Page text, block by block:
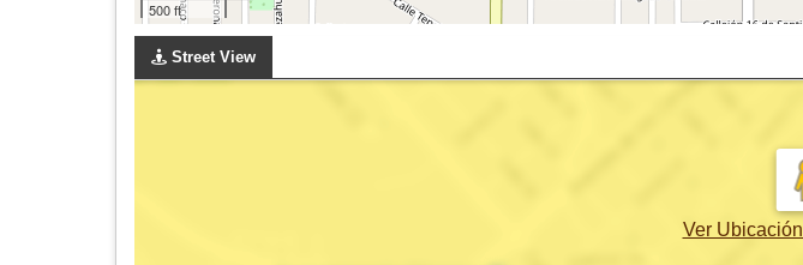
500 ft
Street View
Ver Ubicación